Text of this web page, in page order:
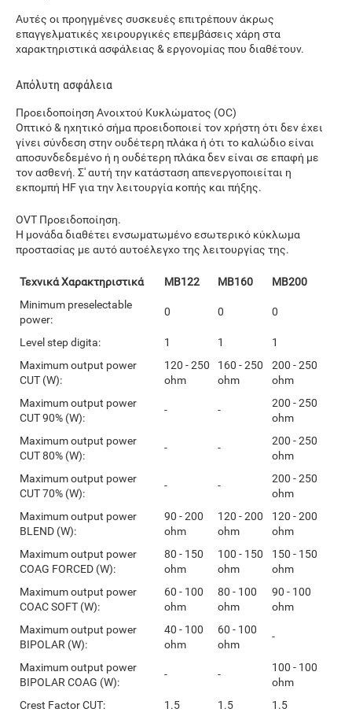
Αυτές οι προηγμένες συσκευές επιτρέπουν άκρως
επαγγελματικές χειρουργικές επεμβάσεις χάρη στα
χαρακτηριστικά ασφάλειας & εργονομίας που διαθέτουν.
Απόλυτη ασφάλεια
Προειδοποίηση Ανοιχτού Κυκλώματος (OC)
Οπτικό & ηχητικό σήμα προειδοποιεί τον χρήστη ότι δεν έχει
γίνει σύνδεση στην ουδέτερη πλάκα ή ότι το καλώδιο είναι
αποσυνδεδεμένο ή η ουδέτερη πλάκα δεν είναι σε επαφή με
τον ασθενή. Σ' αυτή την κατάσταση απενεργοποιείται η
εκπομπή ΗF για την λειτουργία κοπής και πήξης.
OVT Προειδοποίηση.
Η μονάδα διαθέτει ενσωματωμένο εσωτερικό κύκλωμα
προστασίας με αυτό αυτοέλεγχο της λειτουργίας της.
Τεχνικά Χαρακτηριστικά ΜΒ122 ΜΒ160
ΜΒ200
Minimum preselectable
power:
0 0 0
Level step digita: 1 1
1
Maximum output power
CUT (W):
120 - 250
ohm
160 - 250
ohm
200 - 250
ohm
Maximum output power
CUT 90% (W):
- -
200 - 250
ohm
Maximum output power
CUT 80% (W):
- -
200 - 250
ohm
Maximum output power
CUT 70% (W):
- -
200 - 250
ohm
Maximum output power
BLEND (W):
90 - 200
ohm
120 - 200
ohm
120 - 200
ohm
Maximum output power
COAG FORCED (W):
80 - 150
ohm
100 - 150
ohm
150 - 150
ohm
Maximum output power
COAC SOFT (W):
60 - 100
ohm
80 - 100
ohm
90 - 100
ohm
Maximum output power
BIPOLAR (W):
40 - 100
ohm
60 - 100
ohm
-
Maximum output power
BIPOLAR COAG (W):
- -
100 - 100
ohm
Crest Factor CUT:
1.5 1.5 1.5